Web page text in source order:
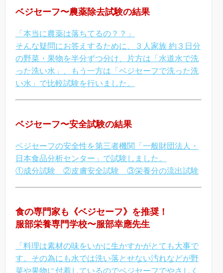
ベジセーフ〜農薬除去試験の結果
「本当に農薬は落ちてるの？？」
そんな疑問にお答えするために、３人家族 約３日分
の野菜・果物を半分ずつ分け、片方は「水道水で洗
った洗い水」、もう一方は「ベジセーフで洗った洗
い水」で比較試験を行いました。
ベジセーフ〜安全試験の結果
ベジセーフの安全性を第三者機関「一般財団法人・
日本食品分析センター」で試験しました。
①成分試験 ②皮膚安全試験 ③栄養分の流出試験
食の専門家も《ベジセーフ》を推奨！
服部栄養専門学校〜服部幸應先生
「料理は素材の味をいかに生かすかがとても大事で
す。その為にも水では洗い落とせない汚れなどが野
菜や果物に付着しているのでベジセーフでやさしく